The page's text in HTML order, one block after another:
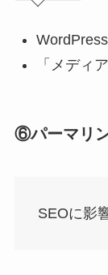
「メディ
⑥パーマリ
SEOに影